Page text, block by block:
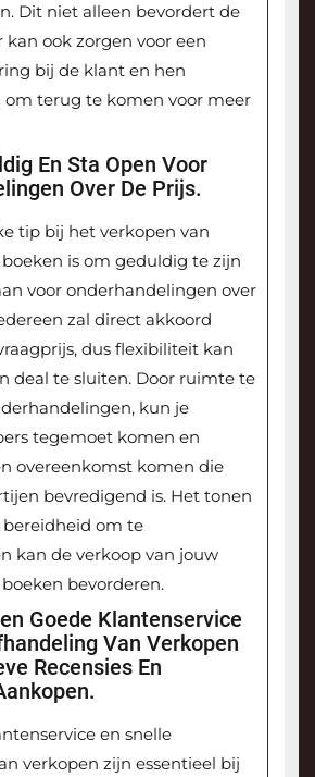
Dit niet alleen bevordert de
kan ook zorgen voor een
bij de klant en hen
terug te komen voor meer
En Sta Open Voor
Over De Prijs.
tip bij het verkopen van
is om geduldig te zijn
voor onderhandelingen over
zal direct akkoord
dus flexibiliteit kan
deal te sluiten. Door ruimte te
kun je
tegemoet komen en
overeenkomst komen die
bevredigend is. Het tonen
om te
kan de verkoop van jouw
bevorderen.
Goede Klantenservice
Van Verkopen
Recensies En
en snelle
verkopen zijn essentieel bij